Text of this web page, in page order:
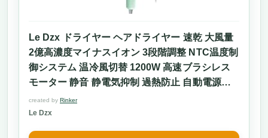
Le Dzx ドライヤー ヘアドライヤー 速乾 大風量
2億高濃度マイナスイオン 3段階調整 NTC温度制
御システム 温冷風切替 1200W 高速ブラシレス
モーター 静音 静電気抑制 過熱防止 自動電源オ
フ機能 PSE認証済み ノズル付き 小型 軽量 持ち
運び便利 出張 旅行 ヘアサロン 家庭用 日本語取
created by Rinker
Le Dzx